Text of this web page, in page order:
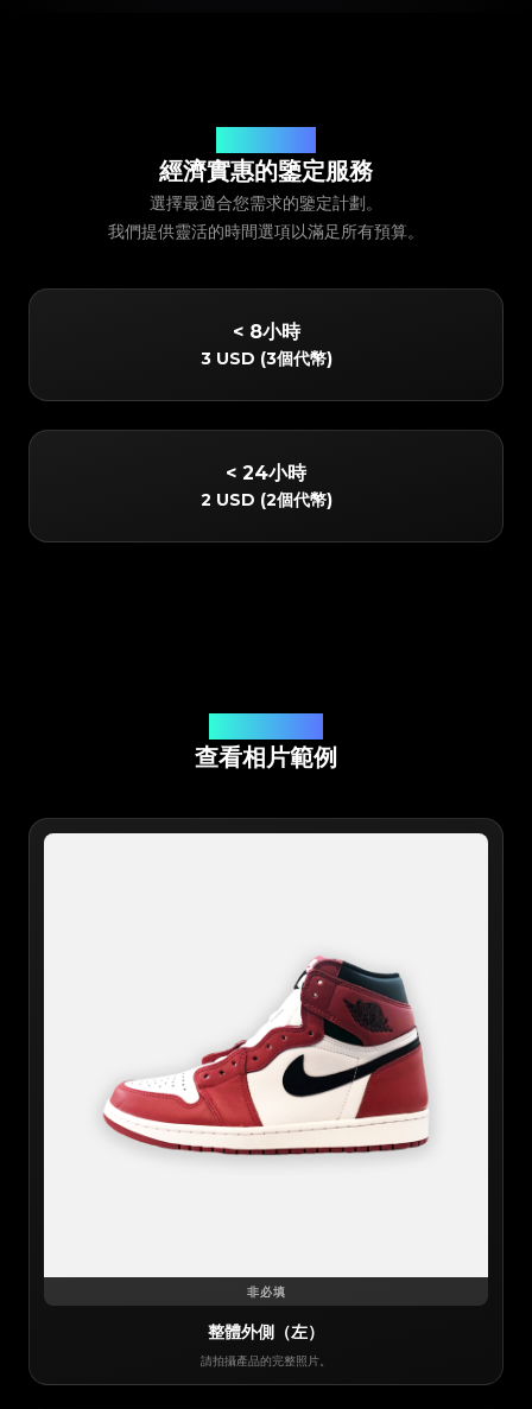
經濟實惠的鑒定服務
選擇最適合您需求的鑒定計劃。
我們提供靈活的時間選項以滿足所有預算。
< 8小時
3 USD (3個代幣)
< 24小時
2 USD (2個代幣)
查看相片範例
非必填
整體外側（左）
請拍攝產品的完整照片。